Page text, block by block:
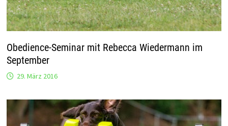
Obedience-Seminar mit Rebecca Wiedermann im
September
29. März 2016